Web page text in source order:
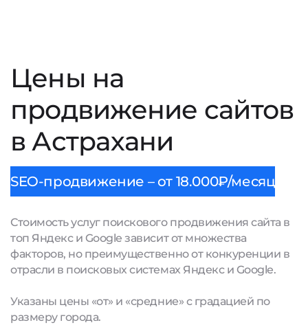
Цены на
продвижение сайтов
в Астрахани
SEO-продвижение – от 18.000₽/месяц
Стоимость услуг поискового продвижения сайта в
топ Яндекс и Google зависит от множества
факторов, но преимущественно от конкуренции в
отрасли в поисковых системах Яндекс и Google.
Указаны цены «от» и «средние» с градацией по
размеру города.